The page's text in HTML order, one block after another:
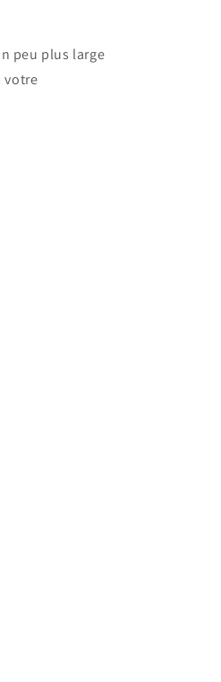
peu plus large
votre